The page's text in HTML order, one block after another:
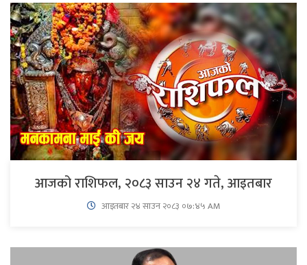
आजको राशिफल, २०८३ साउन २४ गते, आइतबार
आइतबार​ २४ साउन २०८३ ०७:४५ AM